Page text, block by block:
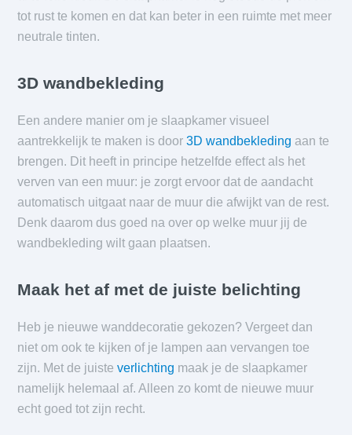
tot rust te komen en dat kan beter in een ruimte met meer
neutrale tinten.
3D wandbekleding
Een andere manier om je slaapkamer visueel
aantrekkelijk te maken is door3D wandbekleding aan te
brengen. Dit heeft in principe hetzelfde effect als het
verven van een muur: je zorgt ervoor dat de aandacht
automatisch uitgaat naar de muur die afwijkt van de rest.
Denk daarom dus goed na over op welke muur jij de
wandbekleding wilt gaan plaatsen.
Maak het af met de juiste belichting
Heb je nieuwe wanddecoratie gekozen? Vergeet dan
niet om ook te kijken of je lampen aan vervangen toe
zijn. Met de juisteverlichting maak je de slaapkamer
namelijk helemaal af. Alleen zo komt de nieuwe muur
echt goed tot zijn recht.